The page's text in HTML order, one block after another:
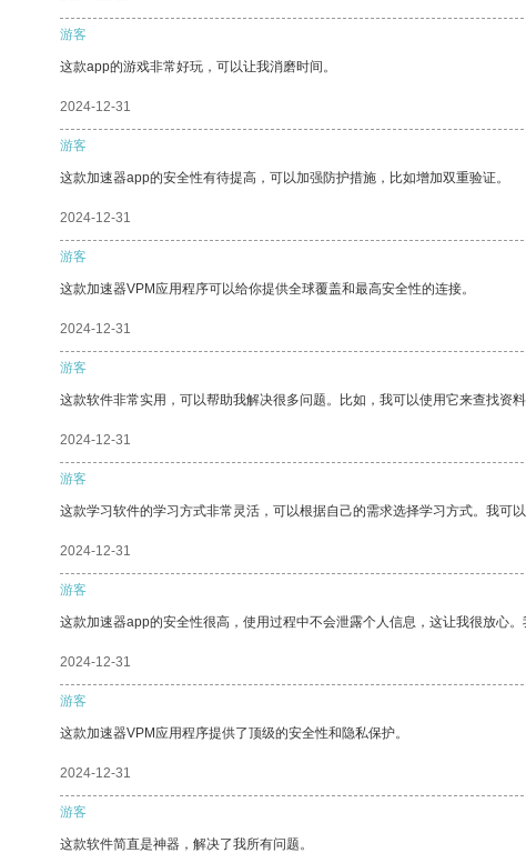
游客
这款app的游戏非常好玩，可以让我消磨时间。
2024-12-31
游客
这款加速器app的安全性有待提高，可以加强防护措施，比如增加双重验证。
2024-12-31
游客
这款加速器VPM应用程序可以给你提供全球覆盖和最高安全性的连接。
2024-12-31
游客
这款软件非常实用，可以帮助我解决很多问题。比如，我可以使用它来查找资
2024-12-31
游客
这款学习软件的学习方式非常灵活，可以根据自己的需求选择学习方式。我可
2024-12-31
游客
这款加速器app的安全性很高，使用过程中不会泄露个人信息，这让我很放心
2024-12-31
游客
这款加速器VPM应用程序提供了顶级的安全性和隐私保护。
2024-12-31
游客
这款软件简直是神器，解决了我所有问题。